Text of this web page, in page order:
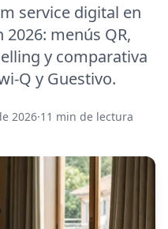
service digital en
menús QR,
y comparativa
Q y Guestivo.
2026·11 min de lectura